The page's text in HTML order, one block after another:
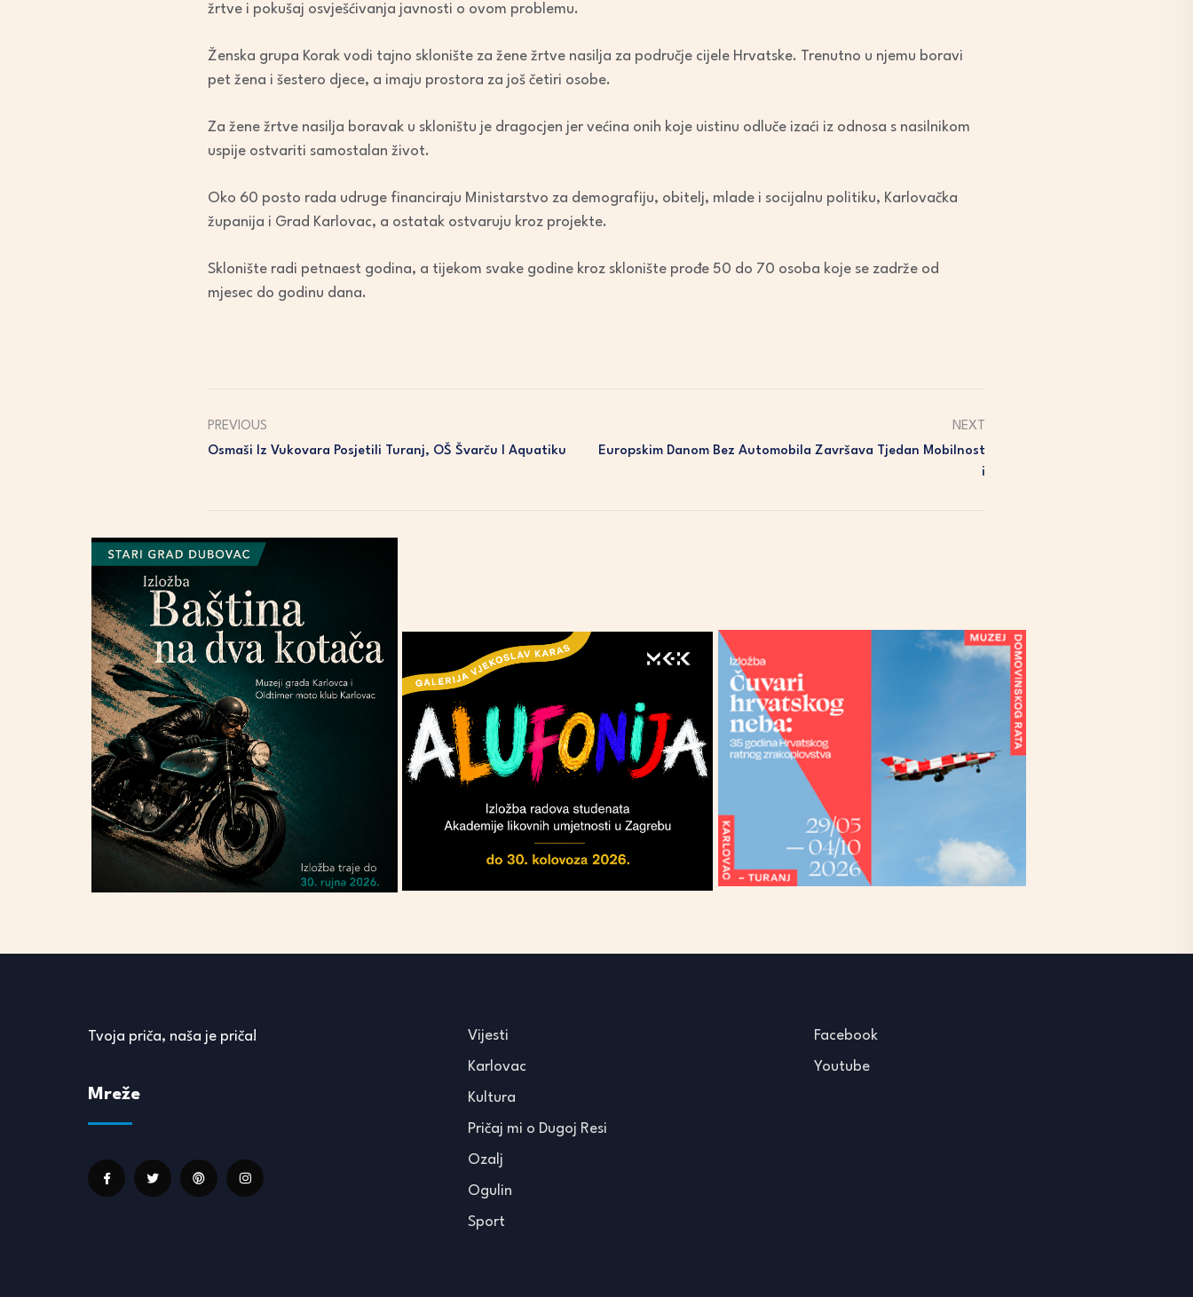
žrtve i pokušaj osvješćivanja javnosti o ovom problemu.
Ženska grupa Korak vodi tajno sklonište za žene žrtve nasilja za područje cijele Hrvatske. Trenutno u njemu boravi
pet žena i šestero djece, a imaju prostora za još četiri osobe.
Za žene žrtve nasilja boravak u skloništu je dragocjen jer većina onih koje uistinu odluče izaći iz odnosa s nasilnikom
uspije ostvariti samostalan život.
Oko 60 posto rada udruge financiraju Ministarstvo za demografiju, obitelj, mlade i socijalnu politiku, Karlovačka
županija i Grad Karlovac, a ostatak ostvaruju kroz projekte.
Sklonište radi petnaest godina, a tijekom svake godine kroz sklonište prođe 50 do 70 osoba koje se zadrže od
mjesec do godinu dana.
PREVIOUS
Osmaši Iz Vukovara Posjetili Turanj, OŠ Švarču I Aquatiku
NEXT
Europskim Danom Bez Automobila Završava Tjedan Mobilnost
I
Tvoja priča, naša je priča!
Mreže
Vijesti
Karlovac
Kultura
Pričaj mi o Dugoj Resi
Ozalj
Ogulin
Sport
Facebook
Youtube